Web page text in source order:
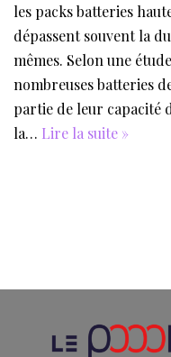
les packs batteries
dépassent souvent la
mêmes. Selon une
nombreuses batteries
partie de leur capacité
la… Lire la suite »